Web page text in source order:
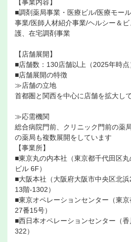
【事業内容】
■調剤薬局事業・医療ビル/医療モー
事業/医師人材紹介事業/ヘルシー＆
護、在宅調剤事業
【店舗展開】
■店舗数：130店舗以上（2025年時点
■店舗展開の特徴
≫店舗の立地
首都圏と関西を中心に店舗を拡大し
≫応需機関
総合病院門前、クリニック門前の薬
の薬局も複数展開をしています
【事業所】
■東京丸の内本社（東京都千代田区
ビル 6F）
■大阪本社（大阪府大阪市中央区北
13階-1302）
■東京オペレーションセンター（東
27番15号）
■西日本オペレーションセンター（
322）